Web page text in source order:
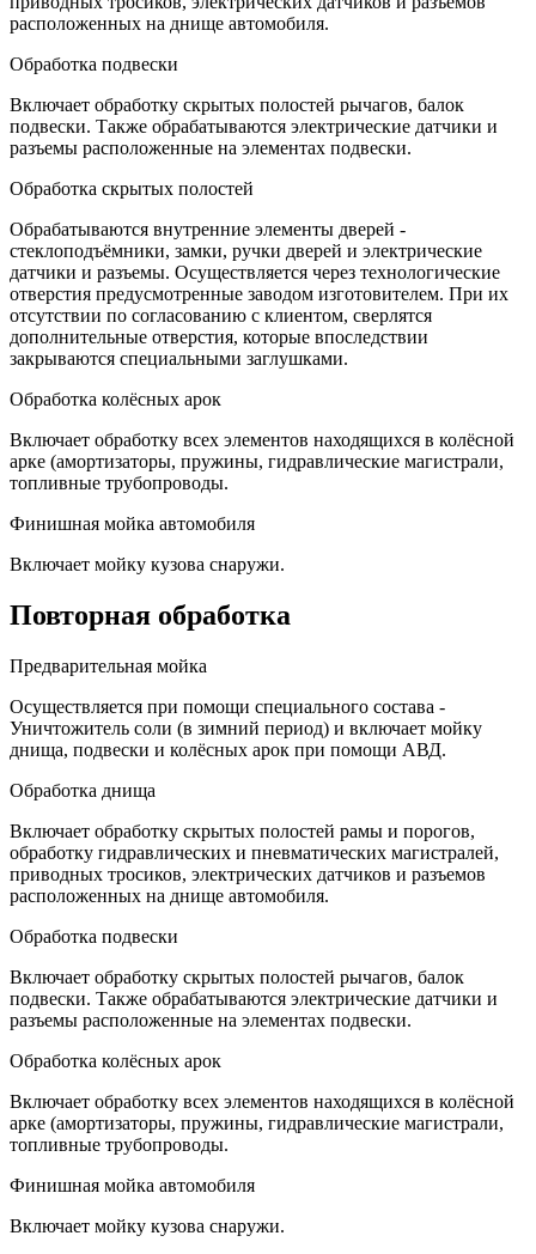
расположенных на днище автомобиля.
Обработка подвески
Включает обработку скрытых полостей рычагов, балок
подвески. Также обрабатываются электрические датчики и
разъемы расположенные на элементах подвески.
Обработка скрытых полостей
Обрабатываются внутренние элементы дверей -
стеклоподъёмники, замки, ручки дверей и электрические
датчики и разъемы. Осуществляется через технологические
отверстия предусмотренные заводом изготовителем. При их
отсутствии по согласованию с клиентом, сверлятся
дополнительные отверстия, которые впоследствии
закрываются специальными заглушками.
Обработка колёсных арок
Включает обработку всех элементов находящихся в колёсной
арке (амортизаторы, пружины, гидравлические магистрали,
топливные трубопроводы.
Финишная мойка автомобиля
Включает мойку кузова снаружи.
Повторная обработка
Предварительная мойка
Осуществляется при помощи специального состава -
Уничтожитель соли (в зимний период) и включает мойку
днища, подвески и колёсных арок при помощи АВД.
Обработка днища
Включает обработку скрытых полостей рамы и порогов,
обработку гидравлических и пневматических магистралей,
приводных тросиков, электрических датчиков и разъемов
расположенных на днище автомобиля.
Обработка подвески
Включает обработку скрытых полостей рычагов, балок
подвески. Также обрабатываются электрические датчики и
разъемы расположенные на элементах подвески.
Обработка колёсных арок
Включает обработку всех элементов находящихся в колёсной
арке (амортизаторы, пружины, гидравлические магистрали,
топливные трубопроводы.
Финишная мойка автомобиля
Включает мойку кузова снаружи.